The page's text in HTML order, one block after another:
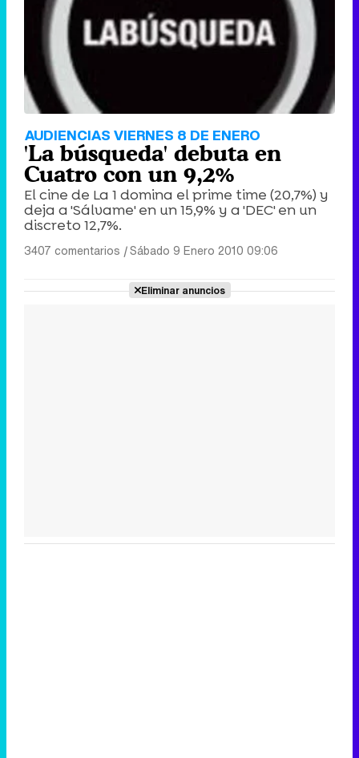
AUDIENCIAS VIERNES 8 DE ENERO
'La búsqueda' debuta en
Cuatro con un 9,2%
El cine de La 1 domina el prime time (20,7%) y
deja a 'Sálvame' en un 15,9% y a 'DEC' en un
discreto 12,7%.
3407 comentarios |Sábado 9 Enero 2010 09:06
Eliminar anuncios